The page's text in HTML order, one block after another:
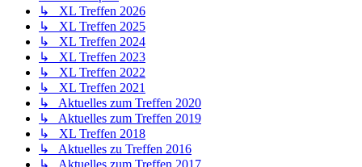
↳ XL Treffen 2026
↳ XL Treffen 2025
↳ XL Treffen 2024
↳ XL Treffen 2023
↳ XL Treffen 2022
↳ XL Treffen 2021
↳ Aktuelles zum Treffen 2020
↳ Aktuelles zum Treffen 2019
↳ XL Treffen 2018
↳ Aktuelles zu Treffen 2016